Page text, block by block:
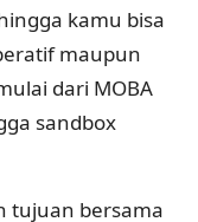
kamu bisa
maupun
dari MOBA
sandbox
tujuan bersama